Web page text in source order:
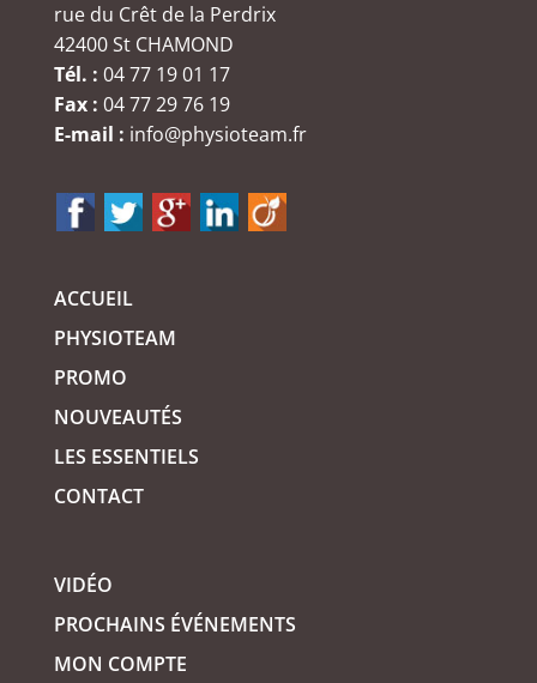
rue du Crêt de la Perdrix
42400 St CHAMOND
Tél. : 04 77 19 01 17
Fax : 04 77 29 76 19
E-mail : info@physioteam.fr
ACCUEIL
PHYSIOTEAM
PROMO
NOUVEAUTÉS
LES ESSENTIELS
CONTACT
VIDÉO
PROCHAINS ÉVÉNEMENTS
MON COMPTE